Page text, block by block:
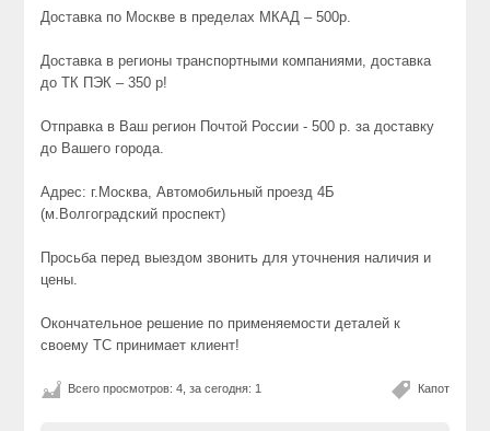
Доставка по Москве в пределах МКАД – 500р.
Доставка в регионы транспортными компаниями, доставка
до ТК ПЭК – 350 р!
Отправка в Ваш регион Почтой России - 500 р. за доставку
до Вашего города.
Адрес: г.Москва, Автомобильный проезд 4Б
(м.Волгоградский проспект)
Просьба перед выездом звонить для уточнения наличия и
цены.
Окончательное решение по применяемости деталей к
своему ТС принимает клиент!
Капот
Всего просмотров: 4, за сегодня: 1